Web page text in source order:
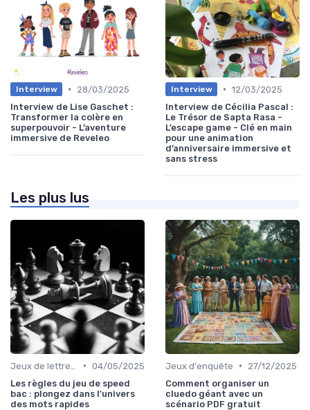
Interview •
28/03/2025
Interview de Lise Gaschet :
Transformer la colère en
superpouvoir - L’aventure
immersive de Reveleo
Interview • 12/03/2025
Interview de Cécilia Pascal :
Le Trésor de Sapta Rasa -
L’escape game - Clé en main
pour une animation
d’anniversaire immersive et
sans stress
Les plus lus
• 04/05/2025
Les règles du jeu de speed
bac : plongez dans l'univers
des mots rapides
Jeux d'enquête •
27/12/2025
Comment organiser un
cluedo géant avec un
scénario PDF gratuit